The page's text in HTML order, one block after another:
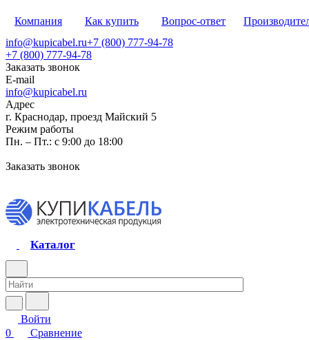
Компания Как купить Вопрос-ответ
info@kupicabel.ru+7 (800) 777-94-78
+7 (800) 777-94-78
Заказать звонок
E-mail
info@kupicabel.ru
Адрес
г. Краснодар, проезд Майский 5
Режим работы
Пн. – Пт.: с 9:00 до 18:00
Заказать звонок
Каталог
Войти
0
Сравнение